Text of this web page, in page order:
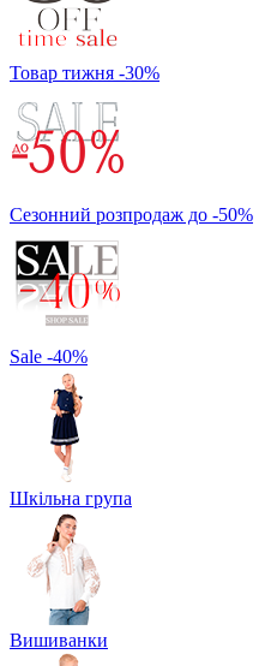
Товар тижня -30%
Сезонний розпродаж до -50%
Sale -40%
Шкільна група
Вишиванки